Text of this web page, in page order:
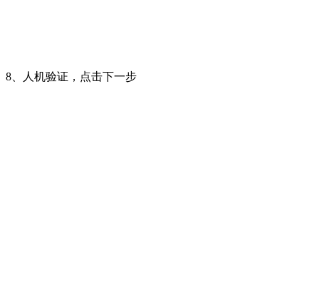
8、人机验证，点击下一步